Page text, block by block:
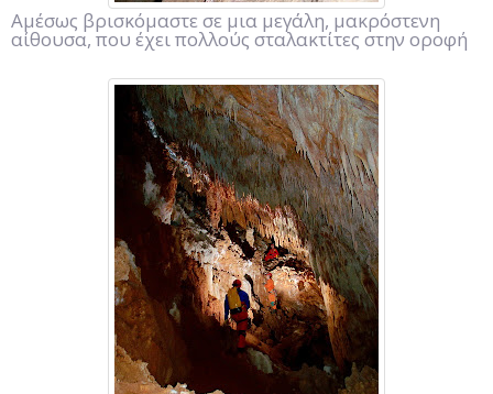
Αμέσως βρισκόμαστε σε μια μεγάλη, μακρόστενη
αίθουσα, που έχει πολλούς σταλακτίτες στην οροφή